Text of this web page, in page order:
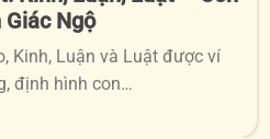
Ngộ
Kinh, Luận và Luật được ví
định hình con…